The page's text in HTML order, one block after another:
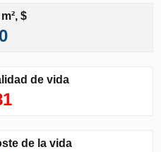
$
0
de vida
de la vida